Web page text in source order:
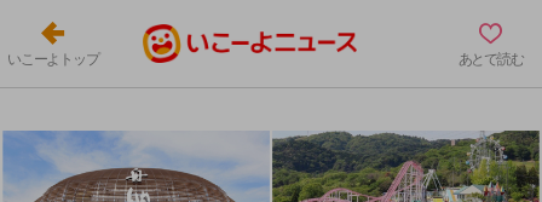
いこーよトップ あとで読む